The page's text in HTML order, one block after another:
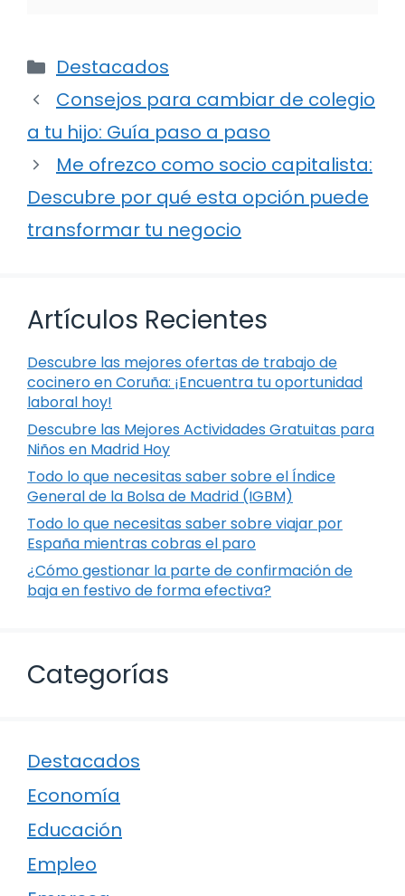
Categorías
Destacados
Consejos para cambiar de colegio
a tu hijo: Guía paso a paso
Me ofrezco como socio capitalista:
Descubre por qué esta opción puede
transformar tu negocio
Artículos Recientes
Descubre las mejores ofertas de trabajo de
cocinero en Coruña: ¡Encuentra tu oportunidad
laboral hoy!
Descubre las Mejores Actividades Gratuitas para
Niños en Madrid Hoy
Todo lo que necesitas saber sobre el Índice
General de la Bolsa de Madrid (IGBM)
Todo lo que necesitas saber sobre viajar por
España mientras cobras el paro
¿Cómo gestionar la parte de confirmación de
baja en festivo de forma efectiva?
Categorías
Destacados
Economía
Educación
Empleo